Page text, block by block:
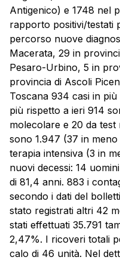
Antigenico) e 1748 nel
rapporto positivi/testati
percorso nuove
Macerata, 29 in
Pesaro-Urbino, 5 in
provincia di Ascoli
Toscana 934 casi in
più rispetto a ieri 914
molecolare e 20 da
sono 1.947 (37 in
terapia intensiva (3 in
nuovi decessi: 14
di 81,4 anni. 883 i
secondo i dati del
stato registrati altri 42
stati effettuati 35.791
2,47%. I ricoveri totali
calo di 46 unità. Nel